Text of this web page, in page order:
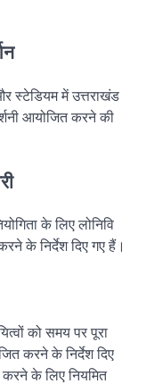
स्टेडियम में उत्तराखंड
आयोजित करने की
के लिए लोनिवि
के निर्देश दिए गए हैं।
को समय पर पूरा
करने के निर्देश दिए
के लिए नियमित